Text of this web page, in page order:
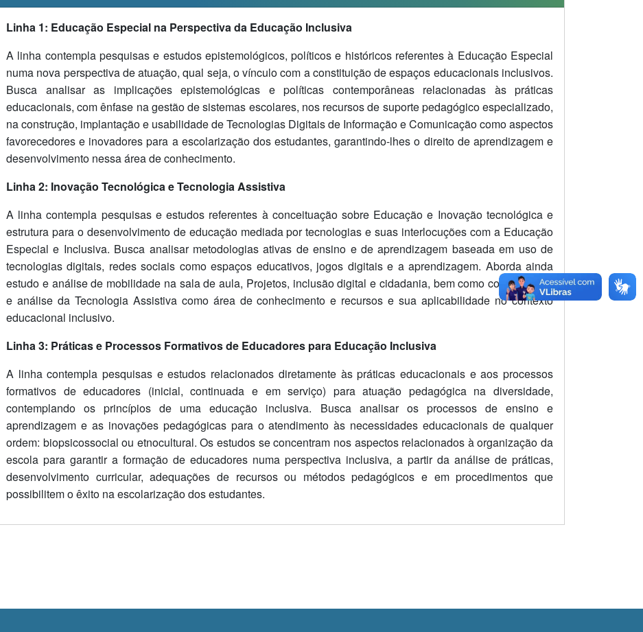
Linha 1: Educação Especial na Perspectiva da Educação Inclusiva
A linha contempla pesquisas e estudos epistemológicos, políticos e históricos referentes à Educação Especial
numa nova perspectiva de atuação, qual seja, o vínculo com a constituição de espaços educacionais inclusivos.
Busca analisar as implicações epistemológicas e políticas contemporâneas relacionadas às práticas
educacionais, com ênfase na gestão de sistemas escolares, nos recursos de suporte pedagógico especializado,
na construção, implantação e usabilidade de Tecnologias Digitais de Informação e Comunicação como aspectos
favorecedores e inovadores para a escolarização dos estudantes, garantindo-lhes o direito de aprendizagem e
desenvolvimento nessa área de conhecimento.
Linha 2: Inovação Tecnológica e Tecnologia Assistiva
A linha contempla pesquisas e estudos referentes à conceituação sobre Educação e Inovação tecnológica e
estrutura para o desenvolvimento de educação mediada por tecnologias e suas interlocuções com a Educação
Especial e Inclusiva. Busca analisar metodologias ativas de ensino e de aprendizagem baseada em uso de
tecnologias digitais, redes sociais como espaços educativos, jogos digitais e a aprendizagem. Aborda ainda
estudo e análise de mobilidade na sala de aula, Projetos, inclusão digital e cidadania, bem como conceituação
e análise da Tecnologia Assistiva como área de conhecimento e recursos e sua aplicabilidade no contexto
educacional inclusivo.
Linha 3: Práticas e Processos Formativos de Educadores para Educação Inclusiva
A linha contempla pesquisas e estudos relacionados diretamente às práticas educacionais e aos processos
formativos de educadores (inicial, continuada e em serviço) para atuação pedagógica na diversidade,
contemplando os princípios de uma educação inclusiva. Busca analisar os processos de ensino e
aprendizagem e as inovações pedagógicas para o atendimento às necessidades educacionais de qualquer
ordem: biopsicossocial ou etnocultural. Os estudos se concentram nos aspectos relacionados à organização da
escola para garantir a formação de educadores numa perspectiva inclusiva, a partir da análise de práticas,
desenvolvimento curricular, adequações de recursos ou métodos pedagógicos e em procedimentos que
possibilitem o êxito na escolarização dos estudantes.